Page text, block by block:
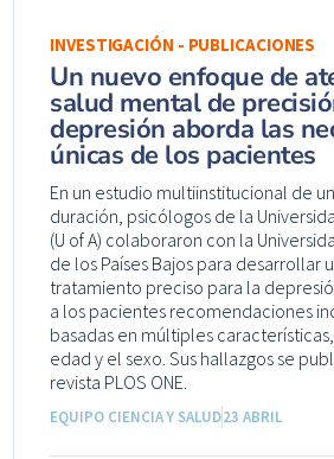
INVESTIGACIÓN - PUBLICACIONES
Un nuevo enfoque de
salud mental de
depresión aborda las
únicas de los pacientes
En un estudio multiinstitucional de
duración, psicólogos de la
(U of A) colaboraron con la
de los Países Bajos para desarrollar
tratamiento preciso para la
a los pacientes recomendaciones
basadas en múltiples
edad y el sexo. Sus hallazgos se
revista PLOS ONE.
EQUIPO CIENCIA Y SALUD23 ABRIL